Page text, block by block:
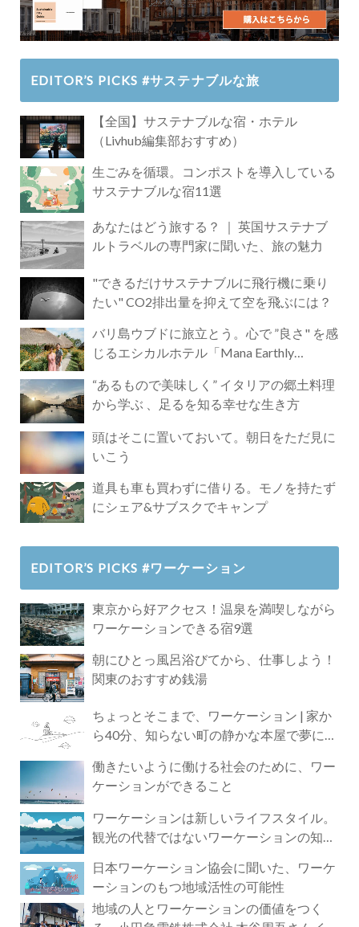
EDITOR’S PICKS #サステナブルな旅
【全国】サステナブルな宿・ホテル
（Livhub編集部おすすめ）
生ごみを循環。コンポストを導入している
サステナブルな宿11選
あなたはどう旅する？ ｜ 英国サステナブ
ルトラベルの専門家に聞いた、旅の魅力
"できるだけサステナブルに飛行機に乗り
たい" CO2排出量を抑えて空を飛ぶには？
バリ島ウブドに旅立とう。心で ”良さ" を感
じるエシカルホテル「Mana Earthly
“あるもので美味しく” イタリアの郷土料理
から学ぶ 、足るを知る幸せな生き方
頭はそこに置いておいて。朝日をただ見に
いこう
道具も車も買わずに借りる。モノを持たず
にシェア&サブスクでキャンプ
EDITOR’S PICKS #ワーケーション
東京から好アクセス！温泉を満喫しながら
ワーケーションできる宿9選
朝にひとっ風呂浴びてから、仕事しよう！
関東のおすすめ銭湯
ちょっとそこまで、ワーケーション | 家か
ら40分、知らない町の静かな本屋で夢に近
働きたいように働ける社会のために、ワー
ケーションができること
ワーケーションは新しいライフスタイル。
観光の代替ではないワーケーションの知ら
日本ワーケーション協会に聞いた、ワーケ
ーションのもつ地域活性の可能性
地域の人とワーケーションの価値をつく